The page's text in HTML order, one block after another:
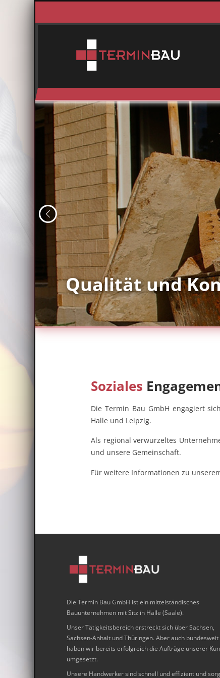
Qualität und
Zurück
Soziales
Die Termin Bau GmbH engagiert
Halle und Leipzig.
Als regional verwurzeltes
und unsere Gemeinschaft.
Für weitere Informationen zu
Die Termin Bau GmbH ist ein mittelständisches
Bauunternehmen mit Sitz in Halle (Saale).
Unser Tätigkeitsbereich erstreckt sich über Sachsen,
Sachsen-Anhalt und Thüringen. Aber auch bundesweit
haben wir bereits erfolgreich die Aufträge unserer
umgesetzt.
Unsere Handwerker sind schnell und effizient und